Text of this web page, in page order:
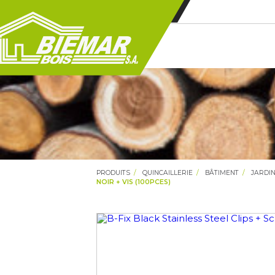
PRODUITS QUINCAILLERIE BÂTIMENT JARDIN
NOIR + VIS (100PCES)